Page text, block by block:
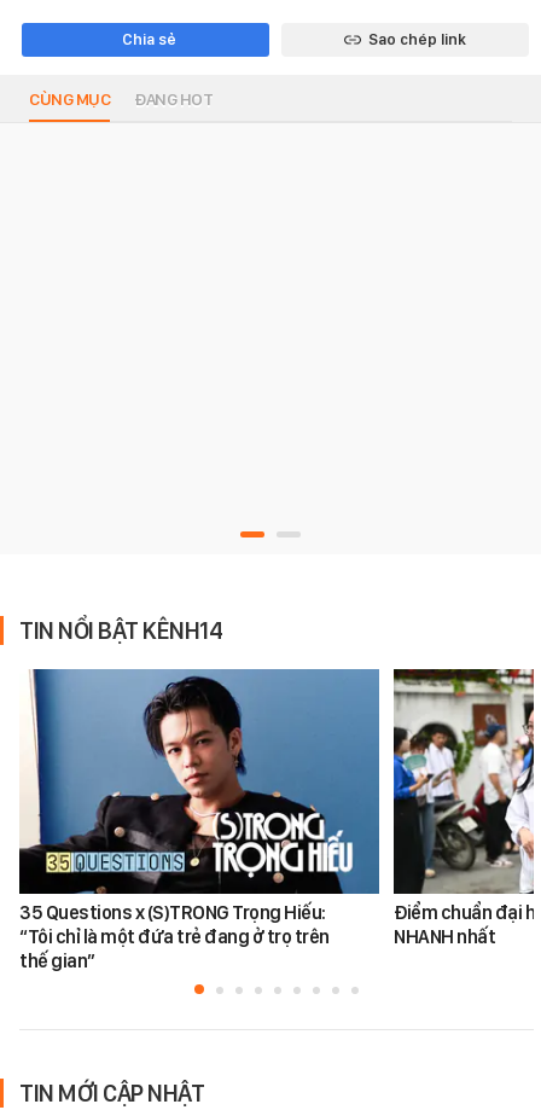
Chia sẻ Sao chép link
CÙNG MỤC ĐANG HOT
TIN NỔI BẬT KÊNH14
35 Questions x (S)TRONG Trọng Hiếu:
“Tôi chỉ là một đứa trẻ đang ở trọ trên
thế gian”
Điểm chuẩn đại
NHANH nhất
TIN MỚI CẬP NHẬT